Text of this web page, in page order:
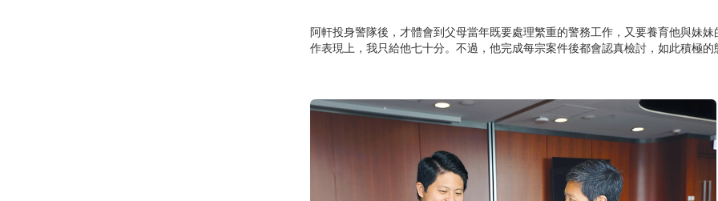
阿軒投身警隊後，才體會到父母當年既要處理繁重的警務工作，又要養育他與妹
作表現上，我只給他七十分。不過，他完成每宗案件後都會認真檢討，如此積極的